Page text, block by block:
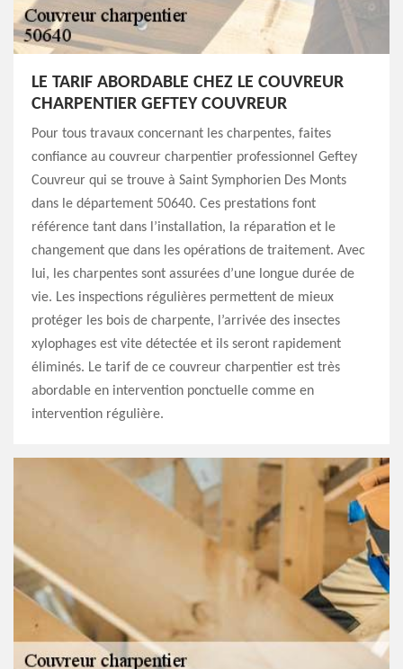
LE TARIF ABORDABLE CHEZ LE COUVREUR
CHARPENTIER GEFTEY COUVREUR
Pour tous travaux concernant les charpentes, faites
confiance au couvreur charpentier professionnel Geftey
Couvreur qui se trouve à Saint Symphorien Des Monts
dans le département 50640. Ces prestations font
référence tant dans l’installation, la réparation et le
changement que dans les opérations de traitement. Avec
lui, les charpentes sont assurées d’une longue durée de
vie. Les inspections régulières permettent de mieux
protéger les bois de charpente, l’arrivée des insectes
xylophages est vite détectée et ils seront rapidement
éliminés. Le tarif de ce couvreur charpentier est très
abordable en intervention ponctuelle comme en
intervention régulière.